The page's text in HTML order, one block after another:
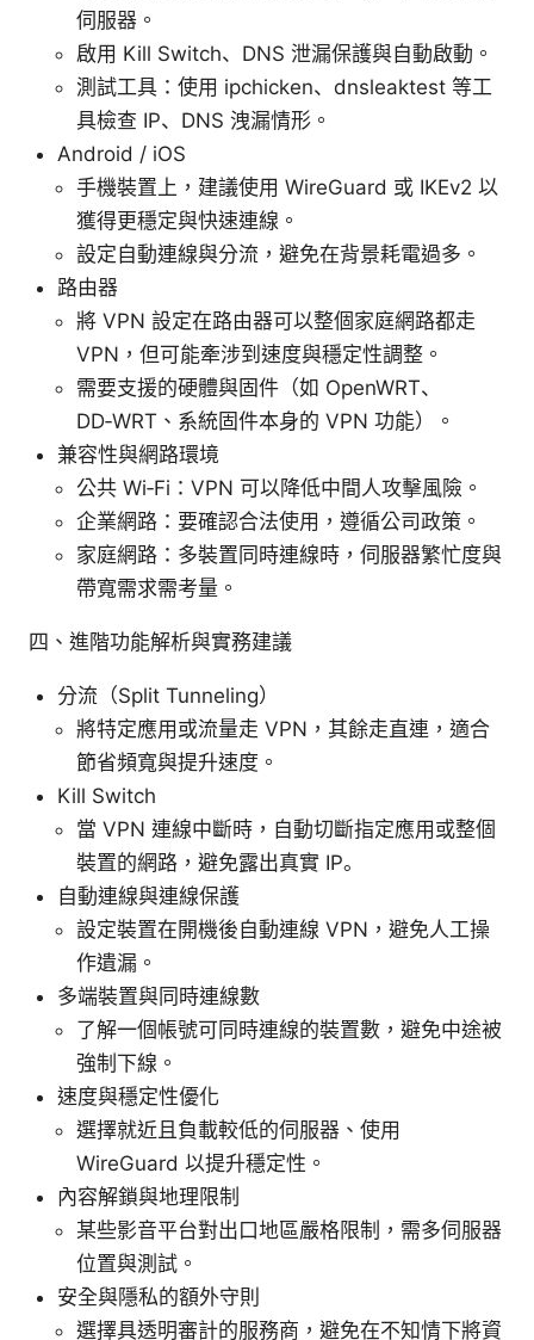
伺服器。
啟用 Kill Switch、DNS 泄漏保護與自動啟動。
測試工具：使用 ipchicken、dnsleaktest 等工
具檢查 IP、DNS 洩漏情形。
Android / iOS
手機裝置上，建議使用 WireGuard 或 IKEv2 以
獲得更穩定與快速連線。
設定自動連線與分流，避免在背景耗電過多。
路由器
將 VPN 設定在路由器可以整個家庭網路都走
VPN，但可能牽涉到速度與穩定性調整。
需要支援的硬體與固件（如 OpenWRT、
DD‑WRT、系統固件本身的 VPN 功能）。
兼容性與網路環境
公共 Wi‑Fi：VPN 可以降低中間人攻擊風險。
企業網路：要確認合法使用，遵循公司政策。
家庭網路：多裝置同時連線時，伺服器繁忙度與
帶寬需求需考量。
四、進階功能解析與實務建議
分流（Split Tunneling）
將特定應用或流量走 VPN，其餘走直連，適合
節省頻寬與提升速度。
Kill Switch
當 VPN 連線中斷時，自動切斷指定應用或整個
裝置的網路，避免露出真實 IP。
自動連線與連線保護
設定裝置在開機後自動連線 VPN，避免人工操
作遺漏。
多端裝置與同時連線數
了解一個帳號可同時連線的裝置數，避免中途被
強制下線。
速度與穩定性優化
選擇就近且負載較低的伺服器、使用
WireGuard 以提升穩定性。
內容解鎖與地理限制
某些影音平台對出口地區嚴格限制，需多伺服器
位置與測試。
安全與隱私的額外守則
選擇具透明審計的服務商，避免在不知情下將資